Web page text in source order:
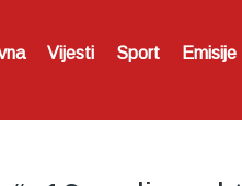
Vijesti Sport Emisije